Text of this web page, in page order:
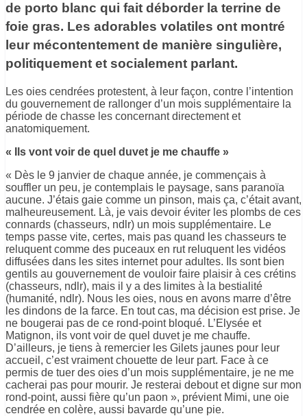
de porto blanc qui fait déborder la terrine de
foie gras. Les adorables volatiles ont montré
leur mécontentement de manière singulière,
politiquement et socialement parlant.
Les oies cendrées protestent, à leur façon, contre l’intention
du gouvernement de rallonger d’un mois supplémentaire la
période de chasse les concernant directement et
anatomiquement.
« Ils vont voir de quel duvet je me chauffe »
« Dès le 9 janvier de chaque année, je commençais à
souffler un peu, je contemplais le paysage, sans paranoïa
aucune. J’étais gaie comme un pinson, mais ça, c’était avant,
malheureusement. Là, je vais devoir éviter les plombs de ces
connards (chasseurs, ndlr) un mois supplémentaire. Le
temps passe vite, certes, mais pas quand les chasseurs te
reluquent comme des puceaux en rut reluquent les vidéos
diffusées dans les sites internet pour adultes. Ils sont bien
gentils au gouvernement de vouloir faire plaisir à ces crétins
(chasseurs, ndlr), mais il y a des limites à la bestialité
(humanité, ndlr). Nous les oies, nous en avons marre d’être
les dindons de la farce. En tout cas, ma décision est prise. Je
ne bougerai pas de ce rond-point bloqué. L’Elysée et
Matignon, ils vont voir de quel duvet je me chauffe.
D’ailleurs, je tiens à remercier les Gilets jaunes pour leur
accueil, c’est vraiment chouette de leur part. Face à ce
permis de tuer des oies d’un mois supplémentaire, je ne me
cacherai pas pour mourir. Je resterai debout et digne sur mon
rond-point, aussi fière qu’un paon », prévient Mimi, une oie
cendrée en colère, aussi bavarde qu’une pie.